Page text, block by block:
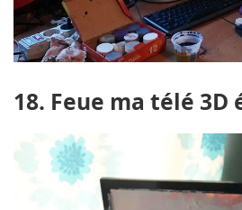
18. Feue ma télé 3D